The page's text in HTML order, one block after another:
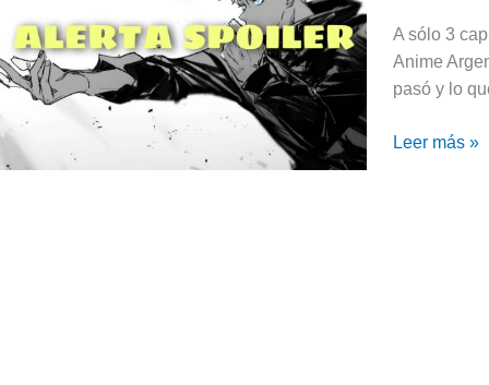
A sólo 3
Anime
pasó y lo
capítulo
268
Kaisen?
Leer más »